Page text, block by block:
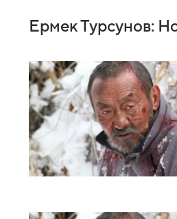
Ермек Турсунов: